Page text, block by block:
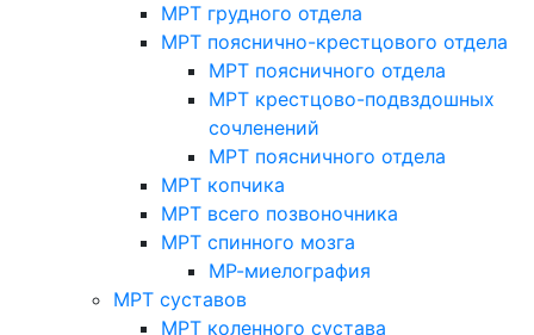
МРТ грудного отдела
МРТ пояснично-крестцового отдела
МРТ поясничного отдела
МРТ крестцово-подвздошных
сочленений
МРТ поясничного отдела
МРТ копчика
МРТ всего позвоночника
МРТ спинного мозга
МР-миелография
МРТ суставов
МРТ коленного сустава